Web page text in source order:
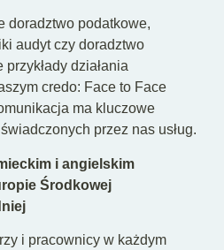
doradztwo podatkowe,
audyt czy doradztwo
działania
credo: Face to Face
ma kluczowe
przez nas usług.
i angielskim
Środkowej
i pracownicy w każdym